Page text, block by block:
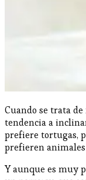
Cuando se trata
tendencia a
prefiere tortugas,
prefieren
Y aunque es muy